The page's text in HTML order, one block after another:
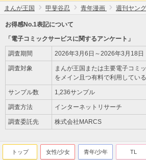
まんが王国 甲斐谷忍 青年漫画 週刊ヤン
お得感No.1表記について
「電子コミックサービスに関するアンケート」
調査期間 2026年3月6日～2026年3月18日
調査対象
まんが王国または主要電子コミ
をメイン且つ有料で利用してい
サンプル数 1,236サンプル
調査方法 インターネットリサーチ
調査委託先 株式会社MARCS
トップ 女性/少女 青年/少年 TL